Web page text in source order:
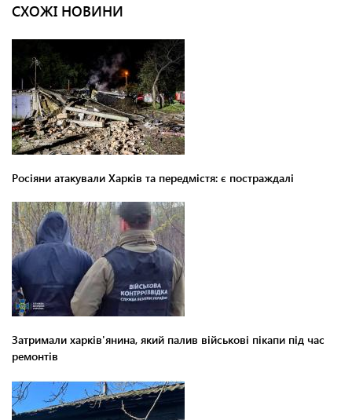
СХОЖІ НОВИНИ
Росіяни атакували Харків та передмістя: є постраждалі
Затримали харків'янина, який палив військові пікапи під час
ремонтів